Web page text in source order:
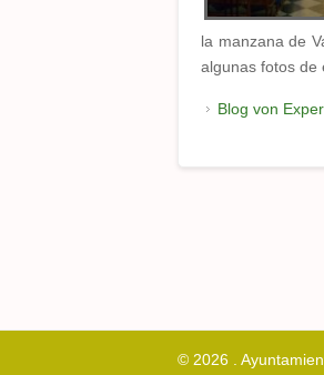
la manzana de
algunas fotos de
Blog von
© 2026 .